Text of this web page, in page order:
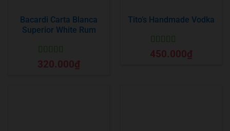
Bacardi Carta Blanca
Superior White Rum
Được xếp
hạng55 sao
320.000₫
Tito’s Handmade Vodka
Được xếp
hạng55 sao
450.000₫